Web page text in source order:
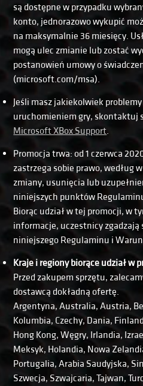
są dostępne w przypadku
konto, jednorazowo wykupić
na maksymalnie 36 miesięcy.
mogą ulec zmianie lub zostać
postanowień umowy o
(microsoft.com/msa).
Jeśli masz jakiekolwiek
uruchomieniem gry, skontaktuj
Microsoft XBox Support.
Promocja trwa: od 1 czerwca
zastrzega sobie prawo, według
zmiany, usunięcia lub
niniejszych punktów
Biorąc udział w tej promocji, w
informacje, uczestnicy zgadzają
niniejszego Regulaminu i
Kraje i regiony biorące udział w
Przed zakupem sprzętu,
dostawcą dokładną ofertę.
Argentyna, Australia, Austria,
Kolumbia, Czechy, Dania,
Hong Kong, Węgry, Irlandia,
Meksyk, Holandia, Nowa
Portugalia, Arabia Saudyjska,
Szwecja, Szwajcaria, Tajwan,